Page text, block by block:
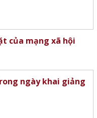
của mạng xã hội
ngày khai giảng